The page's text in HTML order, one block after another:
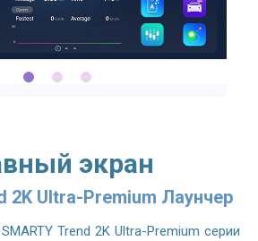
экран
2K Ultra-Premium Лаунчер
Trend 2K Ultra-Premium серии